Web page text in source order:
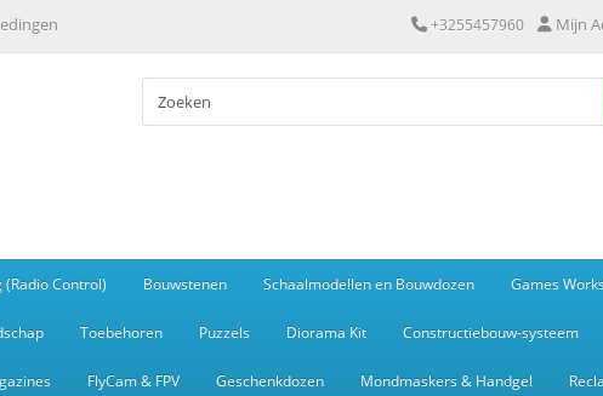
+3255457960 Mijn
Control) Bouwstenen Schaalmodellen en Bouwdozen Games
Toebehoren Puzzels Diorama Kit Constructiebouw-systeem
FlyCam & FPV Geschenkdozen Mondmaskers & Handgel